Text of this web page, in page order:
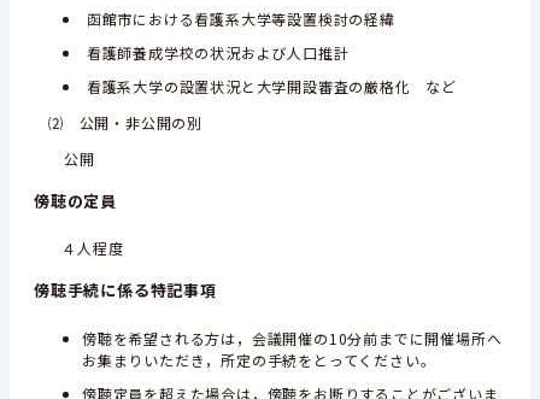
函館市における看護系大学等設置検討の経緯
看護師養成学校の状況および人口推計
看護系大学の設置状況と大学開設審査の厳格化 など
⑵ 公開・非公開の別
公開
傍聴の定員
４人程度
傍聴手続に係る特記事項
傍聴を希望される方は，会議開催の10分前までに開催場所へ
お集まりいただき，所定の手続をとってください。
傍聴定員を超えた場合は，傍聴をお断りすることがございま